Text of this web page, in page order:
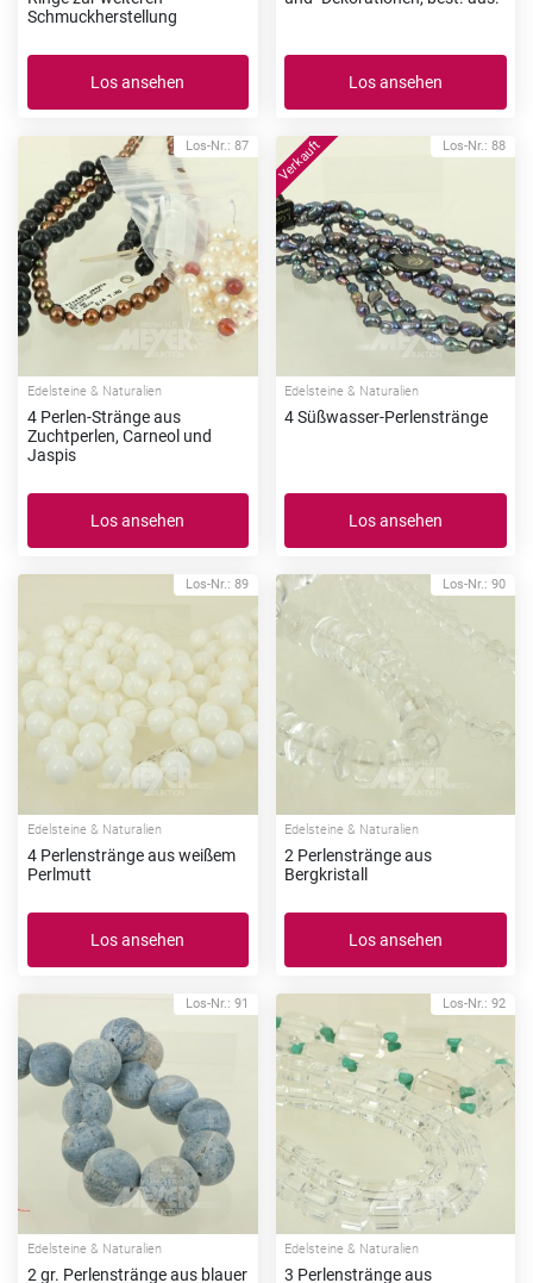
Schmuckherstellung
Los ansehen Los ansehen
Los-Nr.: 87
Edelsteine & Naturalien
4 Perlen-Stränge aus
Zuchtperlen, Carneol und
Jaspis
Los ansehen
Los-Nr.: 88
Edelsteine & Naturalien
4 Süßwasser-Perlenstränge
Los ansehen
Los-Nr.: 89
Edelsteine & Naturalien
4 Perlenstränge aus weißem
Perlmutt
Los ansehen
Los-Nr.: 90
Edelsteine & Naturalien
2 Perlenstränge aus
Bergkristall
Los ansehen
Los-Nr.: 91
Edelsteine & Naturalien
2 gr. Perlenstränge aus blauer
Los-Nr.: 92
Edelsteine & Naturalien
3 Perlenstränge aus